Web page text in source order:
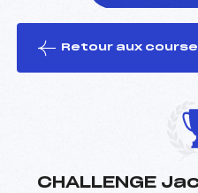
le ski
Retour aux
CHALLENGE